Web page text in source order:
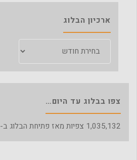
ארכיון הבלוג
צפו בבלוג עד היום…
1,035,132 צפיות מאז פתיחת הבלוג ב- 21/2/2010.